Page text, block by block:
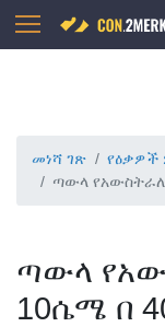
መነሻ ገጽ
የዕቃዎች
ጣውላ
ጣውላ
10ሴሜ በ